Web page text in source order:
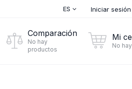
ES Iniciar sesión
Comparación
No hay
productos
Mi
No